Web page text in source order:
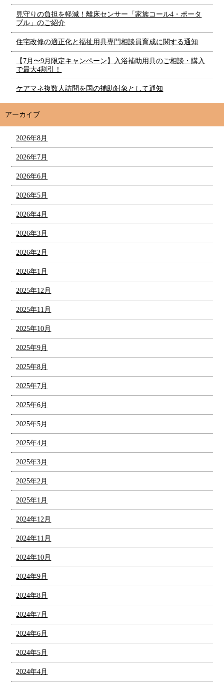
見守りの負担を軽減！離床センサー「家族コール4・ポータ
ブル」のご紹介
住宅改修の適正化と福祉用具専門相談員育成に関する通知
【7月〜9月限定キャンペーン】入浴補助用具のご相談・購入
で最大4割引！
ケアマネ複数人訪問を国の補助対象として通知
アーカイブ
2026年8月
2026年7月
2026年6月
2026年5月
2026年4月
2026年3月
2026年2月
2026年1月
2025年12月
2025年11月
2025年10月
2025年9月
2025年8月
2025年7月
2025年6月
2025年5月
2025年4月
2025年3月
2025年2月
2025年1月
2024年12月
2024年11月
2024年10月
2024年9月
2024年8月
2024年7月
2024年6月
2024年5月
2024年4月